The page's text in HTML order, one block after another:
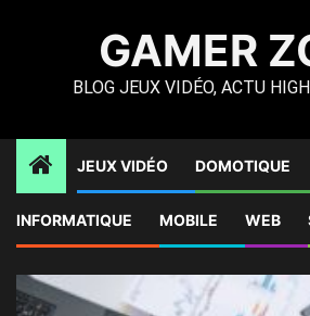
GAMER
BLOG JEUX VIDÉO, ACTU
JEUX VIDÉO DOMOTIQUE
INFORMATIQUE MOBILE WEB
A LA UNE !